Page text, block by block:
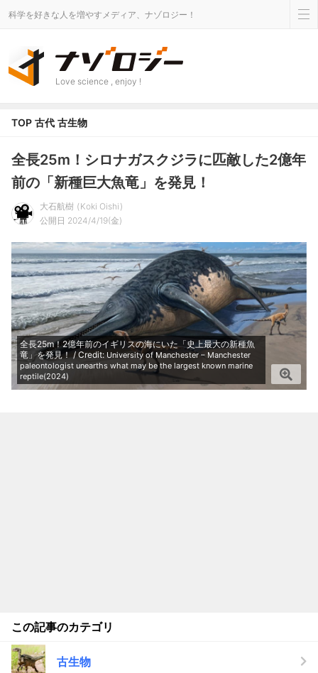
科学を好きな人を増やすメディア、ナゾロジー！
Love science , enjoy !
TOP 古代 古生物
全長25m！シロナガスクジラに匹敵した2億年
前の「新種巨大魚竜」を発見！
大石航樹
Koki Oishi
公開日 2024/4/19(金)
全長25m！2億年前のイギリスの海にいた「史上最大の新種魚
竜」を発見！ / Credit: University of Manchester – Manchester
paleontologist unearths what may be the largest known marine
reptile(2024)
この記事のカテゴリ
古生物